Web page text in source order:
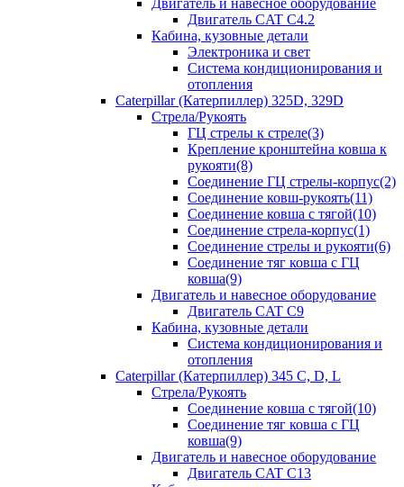
Двигатель и навесное оборудование
Двигатель CAT С4.2
Кабина, кузовные детали
Электроника и свет
Система кондиционирования и
отопления
Caterpillar (Катерпиллер) 325D, 329D
Стрела/Рукоять
ГЦ стрелы к стреле(3)
Крепление кронштейна ковша к
рукояти(8)
Соединение ГЦ стрелы-корпус(2)
Соединение ковш-рукоять(11)
Соединение ковша с тягой(10)
Соединение стрела-корпус(1)
Соединение стрелы и рукояти(6)
Соединение тяг ковша с ГЦ
ковша(9)
Двигатель и навесное оборудование
Двигатель CAT C9
Кабина, кузовные детали
Система кондиционирования и
отопления
Caterpillar (Катерпиллер) 345 C, D, L
Стрела/Рукоять
Соединение ковша с тягой(10)
Соединение тяг ковша с ГЦ
ковша(9)
Двигатель и навесное оборудование
Двигатель CAT C13